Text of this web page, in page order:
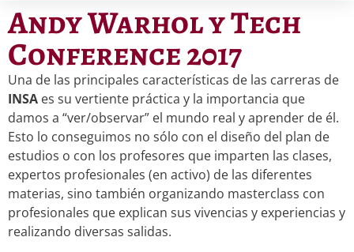
Andy Warhol y Tech
Conference 2017
Una de las principales características de las carreras de
INSA es su vertiente práctica y la importancia que
damos a “ver/observar” el mundo real y aprender de él.
Esto lo conseguimos no sólo con el diseño del plan de
estudios o con los profesores que imparten las clases,
expertos profesionales (en activo) de las diferentes
materias, sino también organizando masterclass con
profesionales que explican sus vivencias y experiencias y
realizando diversas salidas.